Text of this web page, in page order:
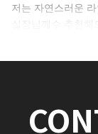
저는 자연스러운